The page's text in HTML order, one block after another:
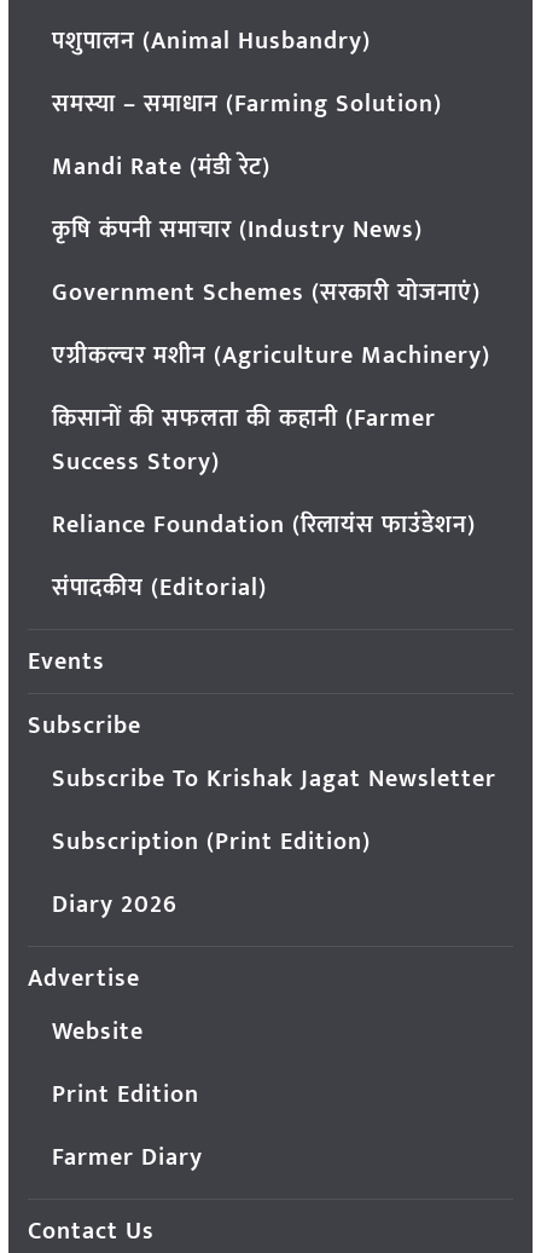
पशुपालन (Animal Husbandry)
समस्या – समाधान (Farming Solution)
Mandi Rate (मंडी रेट)
कृषि कंपनी समाचार (Industry News)
Government Schemes (सरकारी योजनाएं)
एग्रीकल्चर मशीन (Agriculture Machinery)
किसानों की सफलता की कहानी (Farmer
Success Story)
Reliance Foundation (रिलायंस फाउंडेशन)
संपादकीय (Editorial)
Events
Subscribe
Subscribe To Krishak Jagat Newsletter
Subscription (Print Edition)
Diary 2026
Advertise
Website
Print Edition
Farmer Diary
Contact Us